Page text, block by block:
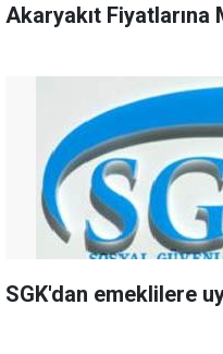
Akaryakıt Fiyatlarına
SGK'dan emeklilere